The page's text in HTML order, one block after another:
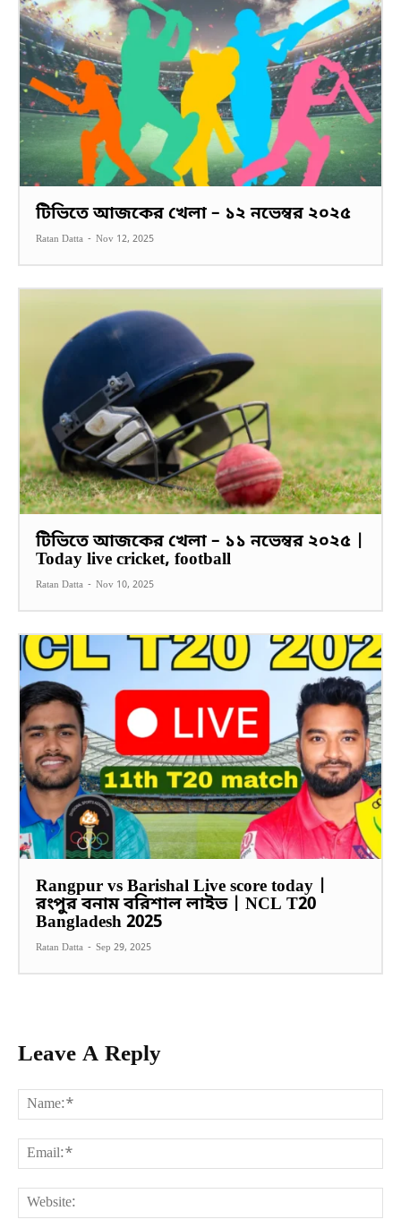
টিভিতে আজকের খেলা – ১২ নভেম্বর ২০২৫
Ratan Datta - Nov 12, 2025
টিভিতে আজকের খেলা – ১১ নভেম্বর ২০২৫ |
Today live cricket, football
Ratan Datta - Nov 10, 2025
Rangpur vs Barishal Live score today |
রংপুর বনাম বরিশাল লাইভ | NCL T20
Bangladesh 2025
Ratan Datta - Sep 29, 2025
Leave A Reply